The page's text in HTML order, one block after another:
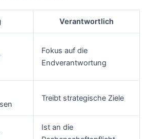
Verantwortlich
Fokus auf die
Endverantwortung
Treibt strategische Ziele
Ist an die